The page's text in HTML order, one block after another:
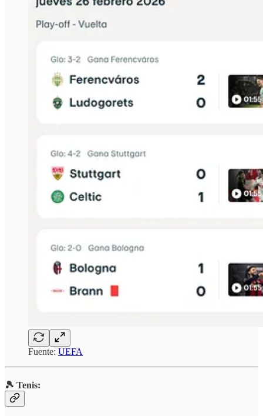
Fuente: UEFA
🎾 Tenis: